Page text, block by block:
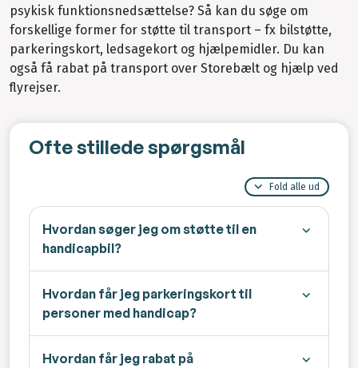
psykisk funktionsnedsættelse? Så kan du søge om
forskellige former for støtte til transport – fx bilstøtte,
parkeringskort, ledsagekort og hjælpemidler. Du kan
også få rabat på transport over Storebælt og hjælp ved
flyrejser.
Ofte stillede spørgsmål
Fold alle ud
Hvordan søger jeg om støtte til en
handicapbil?
Hvordan får jeg parkeringskort til
personer med handicap?
Hvordan får jeg rabat på